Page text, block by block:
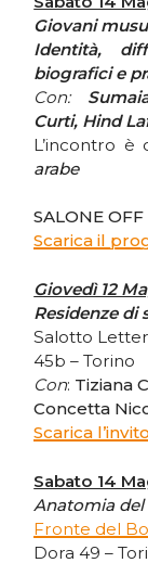
Giovani
Identità,
biografici e
Con:
Curti, Hind
L’incontro è
arabe
SALONE OFF
Scarica il
Giovedì 12
Residenze di
Salotto
45b – Torino
Con: Tiziana
Concetta
Scarica l’invito
Sabato 14
Anatomia
Fronte del
Dora 49 –